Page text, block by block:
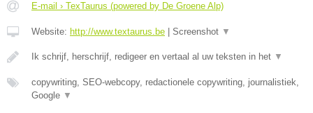
E-mail › TexTaurus (powered by De Groene Alp)
Website: http://www.textaurus.be Screenshot ▼
Ik schrijf, herschrijf, redigeer en vertaal al uw teksten in het ▼
copywriting, SEO-webcopy, redactionele copywriting, journalistiek,
Google ▼